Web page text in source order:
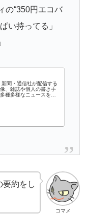
の“350円エコバ
い持ってる」
聞・通信社が配信する
、雑誌や個人の書き手
種多様なニュースを掲
コマメ
要約をし